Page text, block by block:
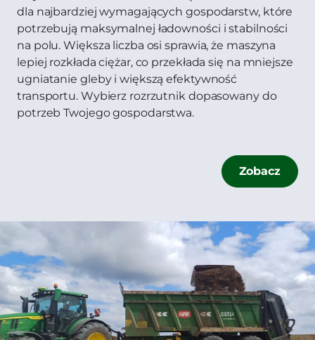
dla najbardziej wymagających gospodarstw, które
potrzebują maksymalnej ładowności i stabilności
na polu. Większa liczba osi sprawia, że maszyna
lepiej rozkłada ciężar, co przekłada się na mniejsze
ugniatanie gleby i większą efektywność
transportu. Wybierz rozrzutnik dopasowany do
potrzeb Twojego gospodarstwa.
Zobacz